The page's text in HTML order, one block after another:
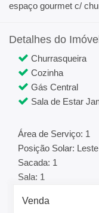
espaço gourmet c/
Detalhes do Imóvel
Churrasqueira
Cozinha
Gás Central
Sala de Estar
Área de Serviço: 1
Posição Solar: Leste
Sacada: 1
Sala: 1
Venda